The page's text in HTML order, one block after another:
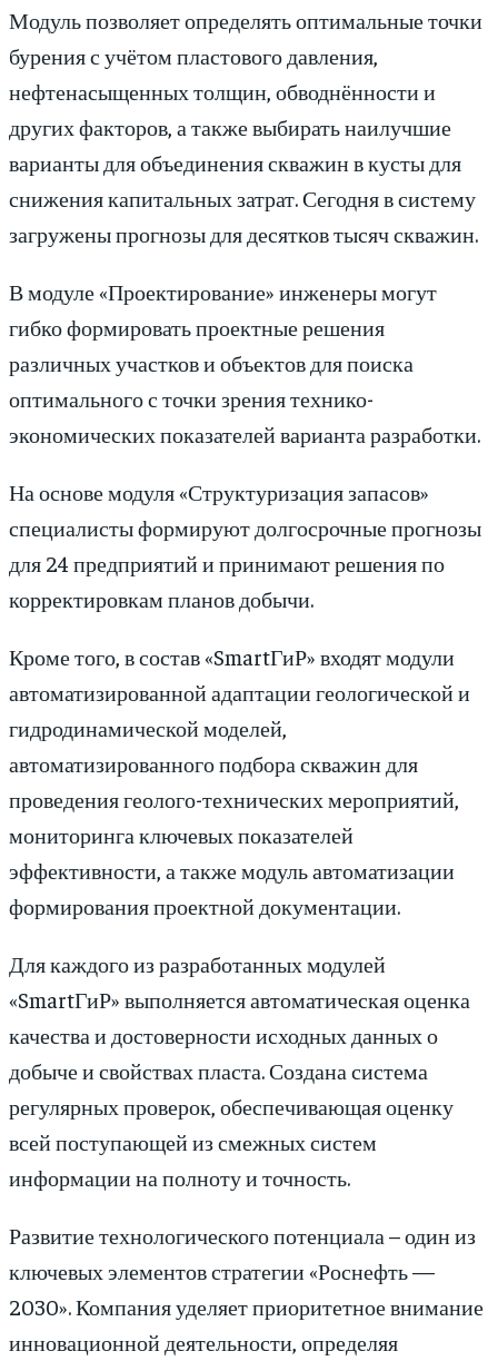
Модуль позволяет определять оптимальные точки
бурения с учётом пластового давления,
нефтенасыщенных толщин, обводнённости и
других факторов, а также выбирать наилучшие
варианты для объединения скважин в кусты для
снижения капитальных затрат. Сегодня в систему
загружены прогнозы для десятков тысяч скважин.
В модуле «Проектирование» инженеры могут
гибко формировать проектные решения
различных участков и объектов для поиска
оптимального с точки зрения технико-
экономических показателей варианта разработки.
На основе модуля «Структуризация запасов»
специалисты формируют долгосрочные прогнозы
для 24 предприятий и принимают решения по
корректировкам планов добычи.
Кроме того, в состав «SmartГиР» входят модули
автоматизированной адаптации геологической и
гидродинамической моделей,
автоматизированного подбора скважин для
проведения геолого-технических мероприятий,
мониторинга ключевых показателей
эффективности, а также модуль автоматизации
формирования проектной документации.
Для каждого из разработанных модулей
«SmartГиР» выполняется автоматическая оценка
качества и достоверности исходных данных о
добыче и свойствах пласта. Создана система
регулярных проверок, обеспечивающая оценку
всей поступающей из смежных систем
информации на полноту и точность.
Развитие технологического потенциала – один из
ключевых элементов стратегии «Роснефть —
2030». Компания уделяет приоритетное внимание
инновационной деятельности, определяя